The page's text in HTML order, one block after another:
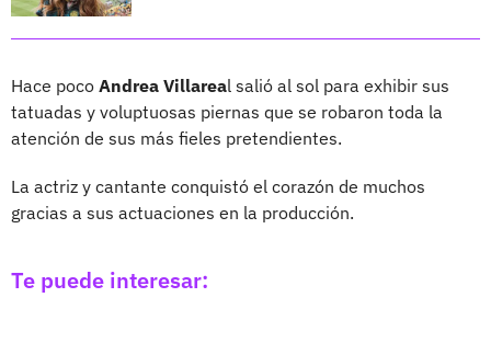
Hace poco Andrea Villareal salió al sol para exhibir sus
tatuadas y voluptuosas piernas que se robaron toda la
atención de sus más fieles pretendientes.
La actriz y cantante conquistó el corazón de muchos
gracias a sus actuaciones en la producción.
Te puede interesar: